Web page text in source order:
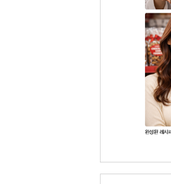
홍보 영상 생성하기
인물과 배경을 부
알아두기·영상을
09 홍보 음악을 작
프롬프트만으로 음
챗GPT와 수노